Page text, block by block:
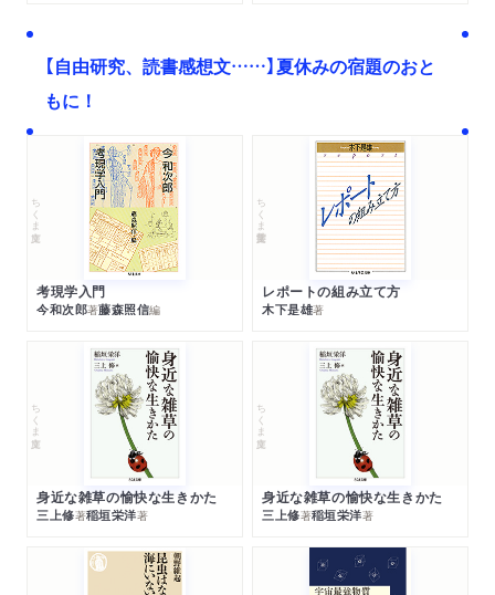
【自由研究、読書感想文……】夏休みの宿題のおと
もに！
ちくま文庫
考現学入門
今和次郎著藤森照信編
ちくま学芸文庫
レポートの組み立て方
木下是雄著
ちくま文庫
身近な雑草の愉快な生きかた
三上修著稲垣栄洋著
ちくま文庫
身近な雑草の愉快な生きかた
三上修著稲垣栄洋著